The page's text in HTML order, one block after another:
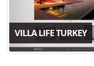
VILLA LIFE TURKEY